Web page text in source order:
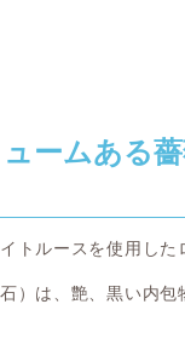
ームある
トルースを使用し
）は、艶、黒い内